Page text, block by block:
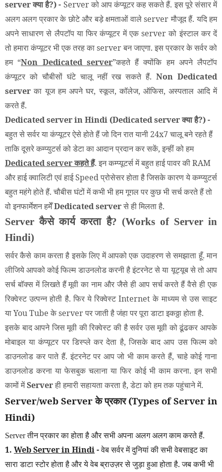
server क्या है?) - Server को आप कंप्यूटर कह सकते हैं. इस पूरे संसार में
अलग अलग प्रकार के छोटे और बड़े क्षमताओं वाले server मौजूद हैं. यदि हम
अपने साधारण से लैपटॉप या फिर कंप्यूटर में एक server को इंस्टाल कर दें
तो हमारा कंप्यूटर भी एक तरह का server बन जाएगा. इस प्रकार के सर्वर को
हम “Non Dedicated server”कहते हैं क्योंकि हम अपने लैपटॉप
कंप्यूटर को चौबीसों घंटे चालू नहीं रख सकते हैं.Non Dedicated
server का यूज हम अपने घर, स्कूल, कॉलेज, ऑफिस, अस्पताल आदि में
करते हैं.
Dedicated server in Hindi (Dedicated server क्या है?) -
बहुत से सर्वर या कंप्यूटर ऐसे होते हैं जो दिन रात यानी 24x7 चालू बने रहते हैं
ताकि दूसरे कम्प्युटर्स को डेटा का आदान प्रदान कर सकें, इन्हीं को हम
Dedicated server कहते हैं. इन कम्प्यूटर्स में बहुत हाई पावर की RAM
और हाई क्वालिटी एवं हाई Speed प्रोसेसर होता है जिसके कारण ये कम्प्युटर्स
बहुत महंगे होते हैं. चौबीस घंटों में कभी भी हम गूगल पर कुछ भी सर्च करते हैं तो
वो इनफार्मेशन हमेँDedicated serverसे ही मिलता है.
Server कैसे कार्य करता है? (Works of Server in
Hindi)
सर्वर कैसे काम करता है इसके लिए में आपको एक उदाहरण से समझाता हूँ. मान
लीजिये आपको कोई फिल्म डाउनलोड करनी है इंटरनेट से या यूट्यूब से तो आप
सर्च बॉक्स में लिखते हैं मूवी का नाम और जैसे ही आप सर्च करते हैं वैसे ही एक
रिक्वेस्ट उत्पन्न होती है. फिर ये रिक्वेस्ट Internet के माध्यम से उस साइट
या You Tube के server पर जाती है जंहा पर पूरा डाटा इकठ्ठा होता है.
इसके बाद आपने जिस मूवी की रिक्वेस्ट की है सर्वर उस मूवी को ढूंढकर आपके
मोबाइल या कंप्यूटर पर डिस्प्ले कर देता है, जिसके बाद आप उस फिल्म को
डाउनलोड कर पाते हैं. इंटरनेट पर आप जो भी काम करते हैं, चाहे कोई गाना
डाउनलोड करना या फेसबुक चलाना या फिर कोई भी काम करना. इन सभी
कामों मेंServerही हमारी सहायता करता है, डेटा को हम तक पहुंचाने में.
Server/web Server के प्रकार (Types of Server in
Hindi)
Server तीन प्रकार का होता है और सभी अपना अलग अलग काम करते हैं.
1. Web Server in Hindi-वेब सर्वर में दुनियां की सभी वेबसाइट का
सारा डाटा स्टोर होता है और ये वेब ब्राउज़र से जुड़ा हुआ होता है. जब कभी भी